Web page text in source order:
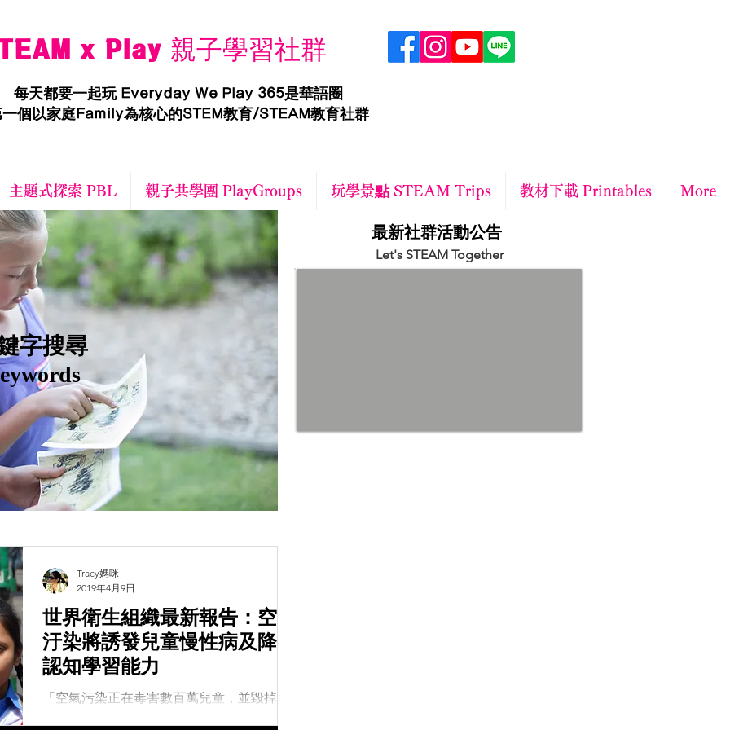
x Play 親子學習社群
每天都要一起玩 Everyday We Play 365是華語圈
一個以家庭Family為核心的STEM教育/STEAM教育社群
主題式探索 PBL 親子共學團 PlayGroups 玩學景點 STEAM Trips 教材下載 Printables More
字搜尋
世界衛生組織最新報告：空氣
汙染將誘發兒童慢性病及降低
認知學習能力
「空氣污染正在毒害數百萬兒童，並毀掉他
Tracy媽咪
2019年4月9日
​最新社群活動公告
Let's STEAM Together